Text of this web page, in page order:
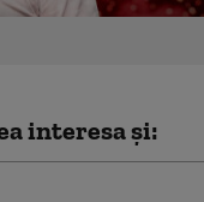
interesa și: